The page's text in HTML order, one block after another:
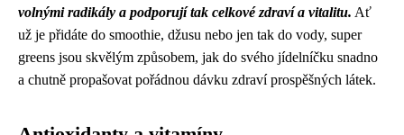
volnými radikály a podporují tak celkové zdraví a vitalitu. Ať
už je přidáte do smoothie, džusu nebo jen tak do vody, super
greens jsou skvělým způsobem, jak do svého jídelníčku snadno
a chutně propašovat pořádnou dávku zdraví prospěšných látek.